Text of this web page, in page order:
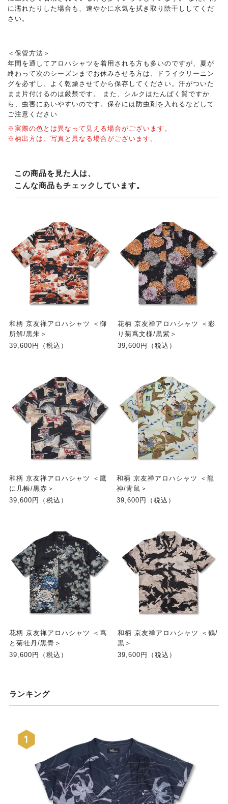
に濡れたりした場合も、速やかに水気を拭き取り陰干ししてくだ
さい。
＜保管方法＞
年間を通してアロハシャツを着用される方も多いのですが、夏が
終わって次のシーズンまでお休みさせる方は、ドライクリーニン
グを必ずし、よく乾燥させてから保存してください。汗がついた
まま片付けるのは厳禁です。 また、シルクはたんぱく質ですか
ら、虫害にあいやすいのです。保存には防虫剤を入れるなどして
ご注意ください
※実際の色とは異なって見える場合がございます。
※柄出方は、写真と異なる場合がございます。
この商品を見た人は、
こんな商品もチェックしています。
和柄 京友禅アロハシャツ ＜御
所解/黒朱＞
39,600円（税込）
花柄 京友禅アロハシャツ ＜彩
り菊蔦文様/黒紫＞
39,600円（税込）
和柄 京友禅アロハシャツ ＜鷹
に几帳/黒赤＞
39,600円（税込）
和柄 京友禅アロハシャツ ＜龍
神/青鼠＞
39,600円（税込）
花柄 京友禅アロハシャツ ＜蔦
と菊牡丹/黒青＞
39,600円（税込）
和柄 京友禅アロハシャツ ＜鶴/
黒＞
39,600円（税込）
ランキング